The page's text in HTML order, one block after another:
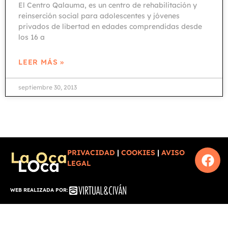
El Centro Qalauma, es un centro de rehabilitación y
reinserción social para adolescentes y jóvenes
privados de libertad en edades comprendidas desde
los 16 a
LEER MÁS »
septiembre 30, 2013
PRIVACIDAD | COOKIES | AVISO
LEGAL
WEB REALIZADA POR: